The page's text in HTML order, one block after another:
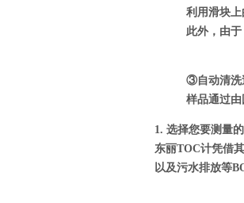
利用滑块
此外，由
③自动清洗
样品通过
1. 选择您要测量
东丽TOC计凭借其
以及污水排放等